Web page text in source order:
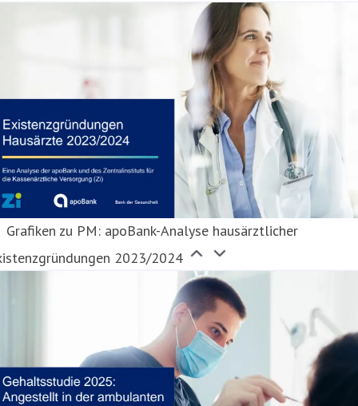
Grafiken zu PM: apoBank-Analyse hausärztlicher
2023/2024